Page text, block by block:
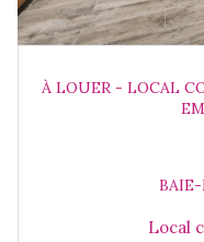
À LOUER - LOCAL
BAIE-